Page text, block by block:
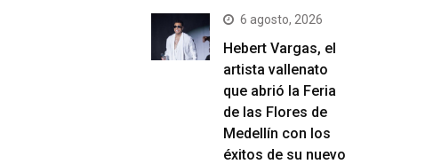
6 agosto, 2026
Hebert Vargas, el
artista vallenato
que abrió la Feria
de las Flores de
Medellín con los
éxitos de su nuevo